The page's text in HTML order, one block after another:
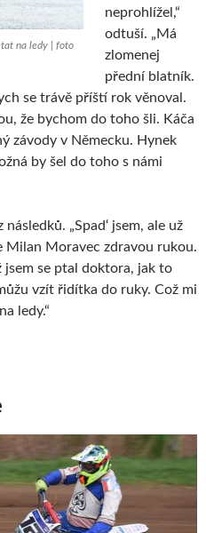
na ledy | foto
neprohlížel,“
odtuší. „Má
zlomenej
přední blatník.
se trávě příští rok věnoval.
že bychom do toho šli. Káča
závody v Německu. Hynek
by šel do toho s námi
„Spad‘ jsem, ale už
Milan Moravec zdravou rukou.
jsem se ptal doktora, jak to
vzít řidítka do ruky. Což mi
ledy.“